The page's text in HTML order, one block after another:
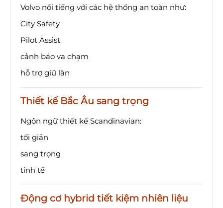
Volvo nổi tiếng với các hệ thống an toàn như:
City Safety
Pilot Assist
cảnh báo va chạm
hỗ trợ giữ làn
Thiết kế Bắc Âu sang trọng
Ngôn ngữ thiết kế Scandinavian:
tối giản
sang trọng
tinh tế
Động cơ hybrid tiết kiệm nhiên liệu